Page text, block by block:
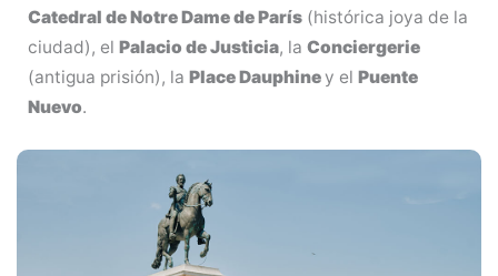
Catedral de Notre Dame de París (histórica joya de la
ciudad), el Palacio de Justicia, la Conciergerie
(antigua prisión), la Place Dauphine y el Puente
Nuevo.